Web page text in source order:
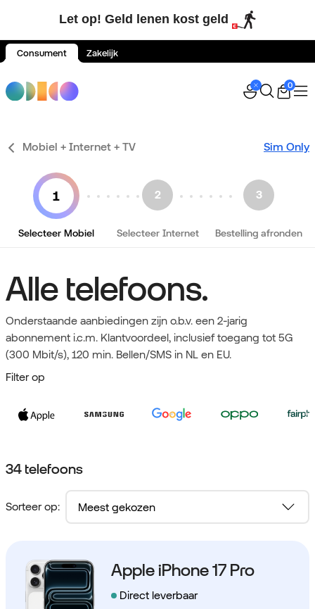
Let op! Geld lenen kost geld
Consument Zakelijk
0
Mobiel + Internet + TV Sim Only
Selecteer Mobiel Selecteer Internet Bestelling afronden
Alle telefoons.
Onderstaande aanbiedingen zijn o.b.v. een 2-jarig
abonnement i.c.m. Klantvoordeel, inclusief toegang tot 5G
(300 Mbit/s), 120 min. Bellen/SMS in NL en EU.
Filter op
34 telefoons
Sorteer op:
Apple iPhone 17 Pro
Direct leverbaar